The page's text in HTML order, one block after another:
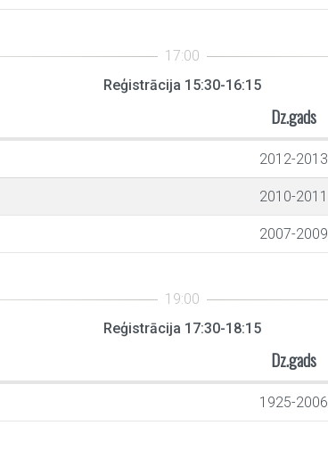
Reģistrācija 15:30-16:15
Dz.gads
2012-2013
2010-2011
2007-2009
Reģistrācija 17:30-18:15
Dz.gads
1925-2006